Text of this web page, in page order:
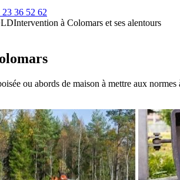
36 52 62
Intervention à Colomars et ses alentours
ou abords de maison à mettre aux